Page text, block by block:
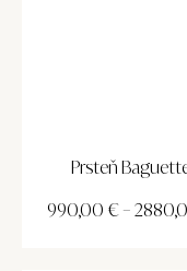
Prsteň
990,00 € –